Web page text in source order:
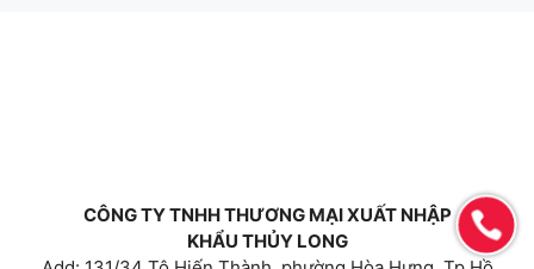
CÔNG TY TNHH THƯƠNG MẠI XUẤT NHẬP
KHẨU THỦY LONG